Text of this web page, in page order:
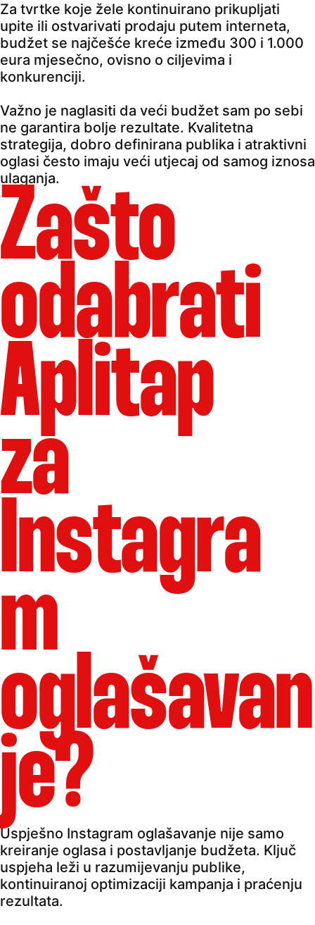
Za tvrtke koje žele kontinuirano prikupljati
upite ili ostvarivati prodaju putem interneta,
budžet se najčešće kreće između 300 i 1.000
eura mjesečno, ovisno o ciljevima i
konkurenciji.
Važno je naglasiti da veći budžet sam po sebi
ne garantira bolje rezultate. Kvalitetna
strategija, dobro definirana publika i atraktivni
oglasi često imaju veći utjecaj od samog iznosa
ulaganja.
Zašto
odabrati
Aplitap
za
Instagra
m
oglašavan
je?
Uspješno Instagram oglašavanje nije samo
kreiranje oglasa i postavljanje budžeta. Ključ
uspjeha leži u razumijevanju publike,
kontinuiranoj optimizaciji kampanja i praćenju
rezultata.